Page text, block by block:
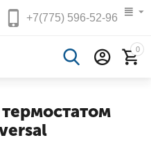
+7(775)596-52-96
0